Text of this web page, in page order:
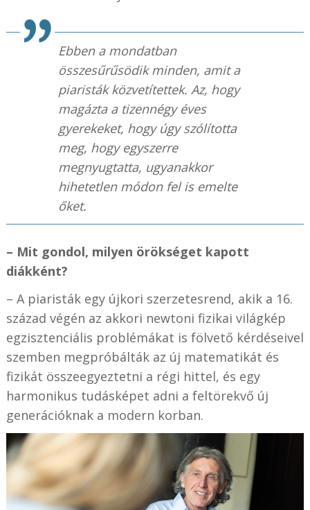
Ebben a mondatban
összesűrűsödik minden, amit a
piaristák közvetítettek. Az, hogy
magázta a tizennégy éves
gyerekeket, hogy úgy szólította
meg, hogy egyszerre
megnyugtatta, ugyanakkor
hihetetlen módon fel is emelte
őket.
– Mit gondol, milyen örökséget kapott
diákként?
– A piaristák egy újkori szerzetesrend, akik a 16.
század végén az akkori newtoni fizikai világkép
egzisztenciális problémákat is fölvető kérdéseivel
szemben megpróbálták az új matematikát és
fizikát összeegyeztetni a régi hittel, és egy
harmonikus tudásképet adni a feltörekvő új
generációknak a modern korban.